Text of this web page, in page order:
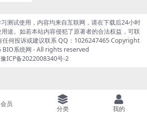
测试使用，内容均来自互联网，请在下载后24小时
途。如若本站内容侵犯了原著者的合法权益，可联
任何投诉或建议联系 QQ：1026247465 Copyright
BIO系统网 - All rights reserved
豫ICP备2022008340号-2
会员
分类 我的